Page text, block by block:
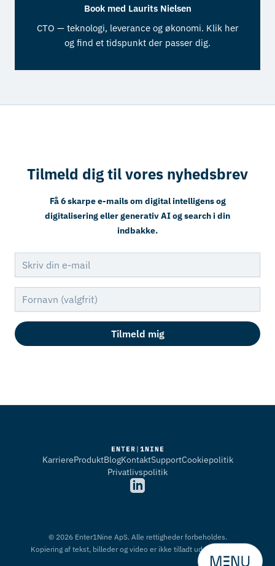
Book med Laurits Nielsen
CTO — teknologi, leverance og økonomi. Klik her
og find et tidspunkt der passer dig.
Tilmeld dig til vores nyhedsbrev
Få 6 skarpe e-mails om digital intelligens og
digitalisering eller generativ AI og search i din
indbakke.
E-mailadresse
Fornavn
Tilmeld mig
KarriereProduktBlogKontaktSupportCookiepolitik
Privatlivspolitik
© 2026Enter1Nine ApS. Alle rettigheder forbeholdes.
Kopiering af tekst, billeder og video er ikke tilladt uden tilladelse.